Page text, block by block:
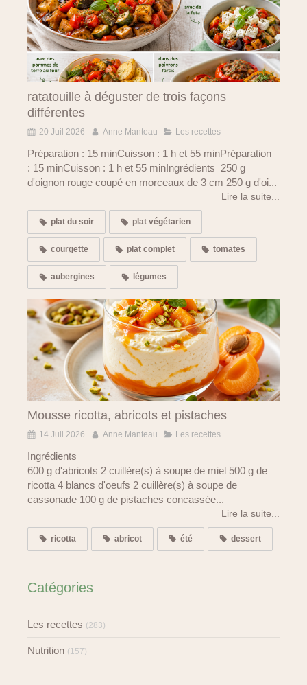
ratatouille à déguster de trois façons
différentes
20 Juil 2026 Anne Manteau Les recettes
Préparation : 15 minCuisson : 1 h et 55 minPréparation
: 15 minCuisson : 1 h et 55 minIngrédients 250 g
d'oignon rouge coupé en morceaux de 3 cm 250 g d'oi...
Lire la suite...
plat du soir plat végétarien
courgette plat complet tomates
aubergines légumes
Mousse ricotta, abricots et pistaches
14 Juil 2026 Anne Manteau Les recettes
Ingrédients
600 g d'abricots 2 cuillère(s) à soupe de miel 500 g de
ricotta 4 blancs d'oeufs 2 cuillère(s) à soupe de
cassonade 100 g de pistaches concassée...
Lire la suite...
ricotta abricot été dessert
Catégories
Les recettes (283)
Nutrition (157)